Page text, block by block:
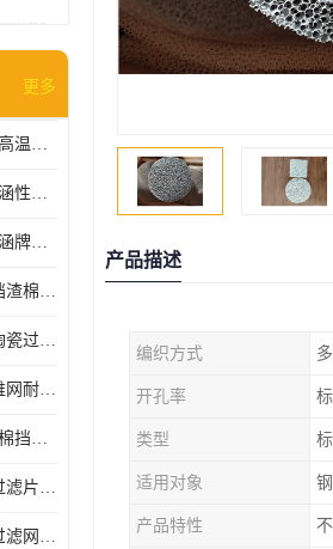
更多
上海过滤网生产厂家耐高温可定制供应及时
钢水过滤网耐高温选博涵性能稳定价格合适
铸铜耐高温纤维网选博涵牌质量稳定
海南7200*610*20纤维挡渣棉耐高温
天津80*20氧化锆钢水陶瓷过滤器过滤效果明显
安徽80*50帽式过滤纤维网耐高温
河北9000*8000*40挡渣棉挡渣效果好耐高温
湖南80*50陶瓷过滤器过滤片过滤网效果好耐高温
山西500*400铸铁纤维过滤网方形网圆形网
产品描述
编织方式
开孔率
类型
适用对象 钢
产品特性